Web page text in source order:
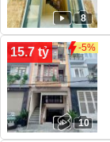
8
15.7 tỷ -5%
10